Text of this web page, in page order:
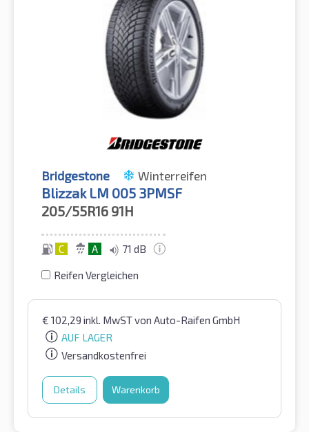
Bridgestone Winterreifen
Blizzak LM 005 3PMSF
205/55R16 91H
C A 71 dB
Reifen Vergleichen
€ 102,29 inkl. MwSTvon Auto-Raifen GmbH
AUF LAGER
Versandkostenfrei
Details Warenkorb